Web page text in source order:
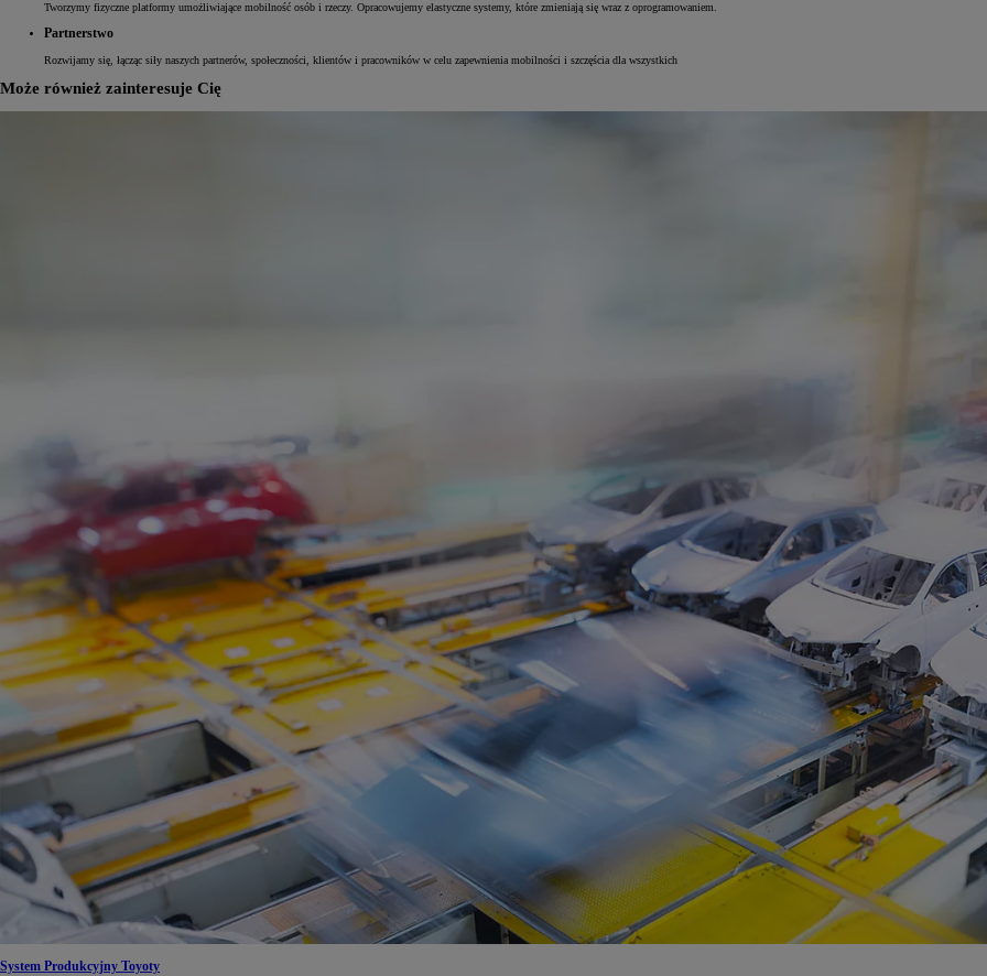
Od105 300 zł
Corolla Hatchback
HYBRID
Tworzymy fizyczne platformy umożliwiające mobilność osób i rzeczy. Opracowujemy elastyczne systemy, które zmieniają się wraz z oprogramowaniem.
Partnerstwo
Rozwijamy się, łącząc siły naszych partnerów, społeczności, klientów i pracowników w celu zapewnienia mobilności i szczęścia dla wszystkich
Może również zainteresuje Cię
System Produkcyjny Toyoty